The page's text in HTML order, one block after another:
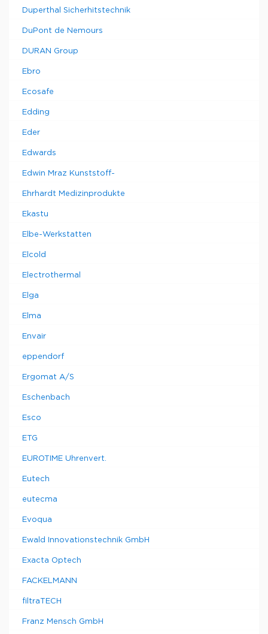
Duperthal Sicherhitstechnik
DuPont de Nemours
DURAN Group
Ebro
Ecosafe
Edding
Eder
Edwards
Edwin Mraz Kunststoff-
Ehrhardt Medizinprodukte
Ekastu
Elbe-Werkstatten
Elcold
Electrothermal
Elga
Elma
Envair
eppendorf
Ergomat A/S
Eschenbach
Esco
ETG
EUROTIME Uhrenvert.
Eutech
eutecma
Evoqua
Ewald Innovationstechnik GmbH
Exacta Optech
FACKELMANN
filtraTECH
Franz Mensch GmbH